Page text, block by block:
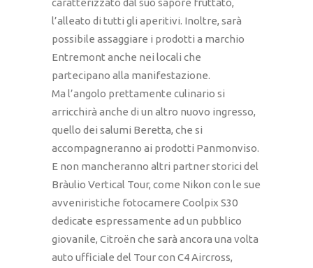
caratterizzato dal suo sapore fruttato,
l’alleato di tutti gli aperitivi. Inoltre, sarà
possibile assaggiare i prodotti a marchio
Entremont anche nei locali che
partecipano alla manifestazione.
Ma l’angolo prettamente culinario si
arricchirà anche di un altro nuovo ingresso,
quello dei salumi Beretta, che si
accompagneranno ai prodotti Panmonviso.
E non mancheranno altri partner storici del
Bràulio Vertical Tour, come Nikon con le sue
avveniristiche fotocamere Coolpix S30
dedicate espressamente ad un pubblico
giovanile, Citroën che sarà ancora una volta
auto ufficiale del Tour con C4 Aircross,